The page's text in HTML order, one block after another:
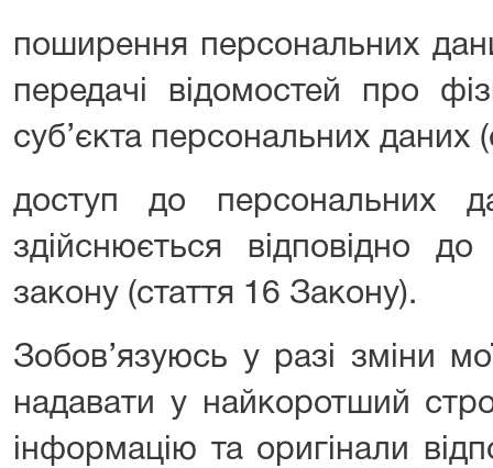
поширення персональних
передачі відомостей про
суб’єкта персональних даних
доступ до персональних
здійснюється відповідно
закону (стаття 16 Закону).
Зобов’язуюсь у разі зміни
надавати у найкоротший
інформацію та оригінали